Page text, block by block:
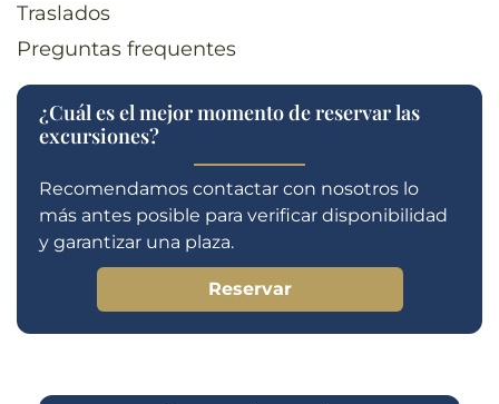
Traslados
Preguntas frequentes
¿Cuál es el mejor momento de reservar las
excursiones?
Recomendamos contactar con nosotros lo
más antes posible para verificar disponibilidad
y garantizar una plaza.
Reservar